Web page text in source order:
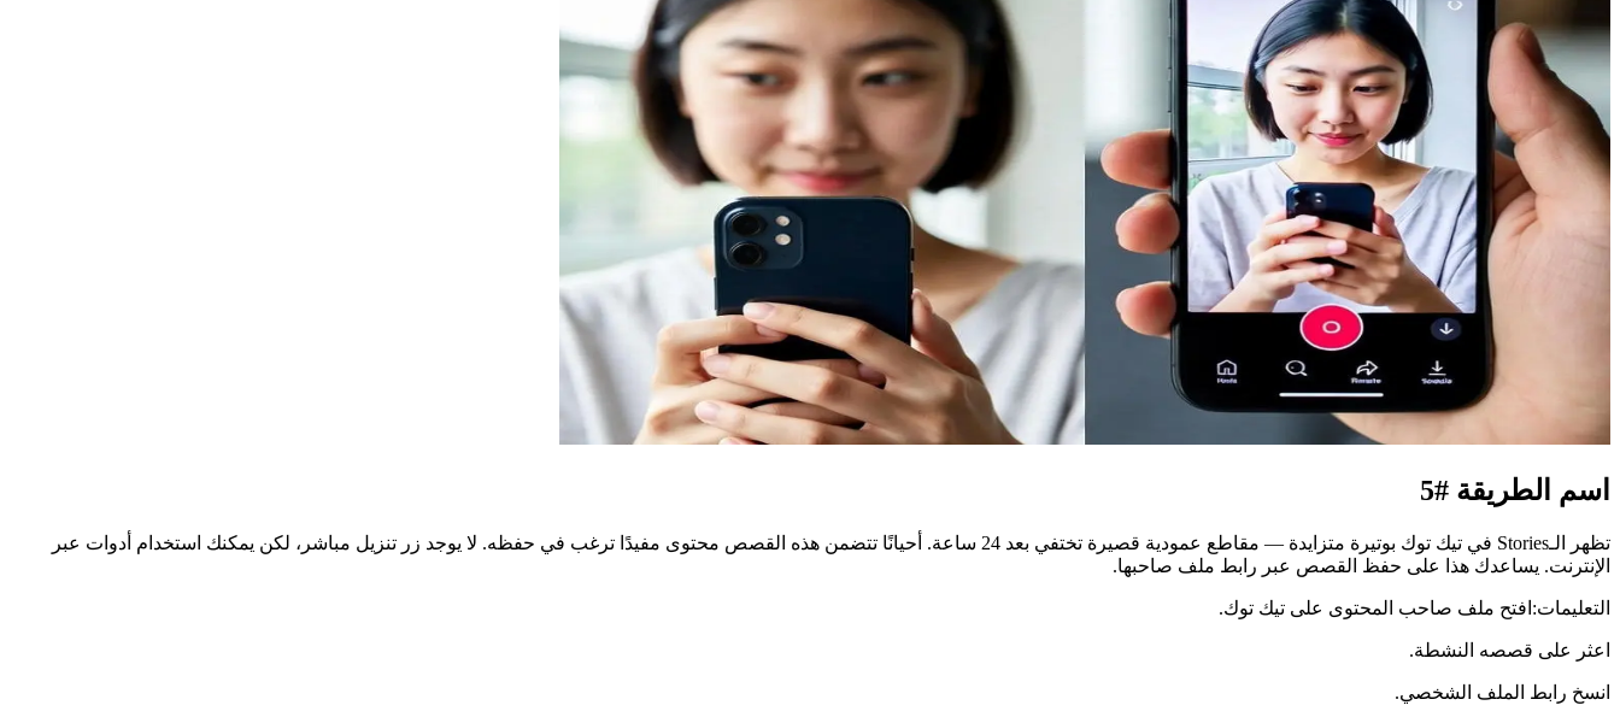
اسم الطريقة #5
تظهر الـStories في تيك توك بوتيرة متزايدة — مقاطع عمودية قصيرة تختفي بعد 24 ساعة. أحيانًا تتضمن هذه القصص محتوى مفيدًا ترغب في حفظه. لا يوجد زر تنزيل مباشر، لكن يمكنك استخدام أدوات عبر
الإنترنت. يساعدك هذا على حفظ القصص عبر رابط ملف صاحبها.
التعليمات: افتح ملف صاحب المحتوى على تيك توك.
اعثر على قصصه النشطة.
انسخ رابط الملف الشخصي.